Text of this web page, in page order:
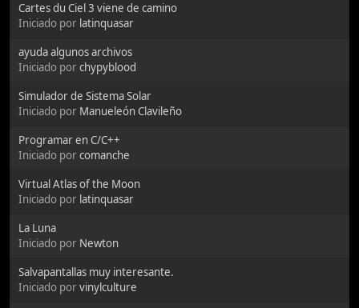
Cartes du Ciel 3 viene de camino
Iniciado por latinquasar
ayuda algunos archivos
Iniciado porchypyblood
Simulador de Sistema Solar
Iniciado por Manueleón Clavileño
Programar en C/C++
Iniciado porcomanche
Virtual Atlas of the Moon
Iniciado por latinquasar
La Luna
Iniciado por Newton
Salvapantallas muy interesante.
Iniciado porvinylculture